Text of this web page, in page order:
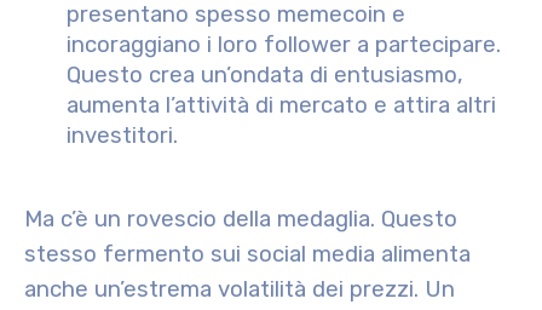
presentano spesso memecoin e
incoraggiano i loro follower a partecipare.
Questo crea un’ondata di entusiasmo,
aumenta l’attività di mercato e attira altri
investitori.
Ma c’è un rovescio della medaglia. Questo
stesso fermento sui social media alimenta
anche un’estrema volatilità dei prezzi. Un